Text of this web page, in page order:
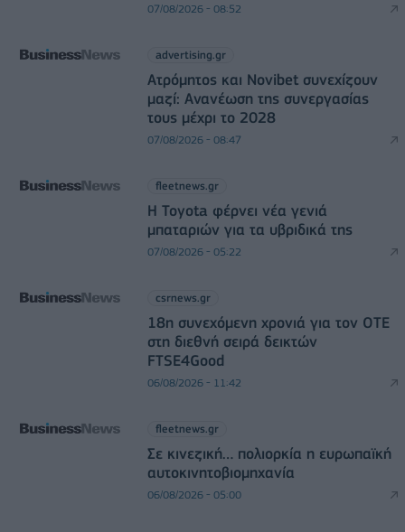
07/08/2026 - 08:52
advertising.gr
Ατρόμητος και Novibet συνεχίζουν
μαζί: Ανανέωση της συνεργασίας
τους μέχρι το 2028
07/08/2026 - 08:47
fleetnews.gr
Η Toyota φέρνει νέα γενιά
μπαταριών για τα υβριδικά της
07/08/2026 - 05:22
csrnews.gr
18η συνεχόμενη χρονιά για τον ΟΤΕ
στη διεθνή σειρά δεικτών
FTSE4Good
06/08/2026 - 11:42
fleetnews.gr
Σε κινεζική… πολιορκία η ευρωπαϊκή
αυτοκινητοβιομηχανία
06/08/2026 - 05:00